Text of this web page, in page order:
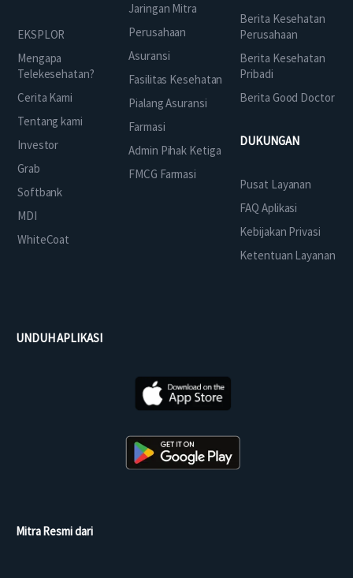
EKSPLOR
Mengapa
Telekesehatan?
Cerita Kami
Tentang kami
Investor
Grab
Softbank
MDI
WhiteCoat
Jaringan Mitra
Perusahaan
Asuransi
Fasilitas Kesehatan
Pialang Asuransi
Farmasi
Admin Pihak Ketiga
FMCG Farmasi
Berita Kesehatan
Perusahaan
Berita Kesehatan
Pribadi
Berita Good Doctor
DUKUNGAN
Pusat Layanan
FAQ Aplikasi
Kebijakan Privasi
Ketentuan Layanan
UNDUH APLIKASI
Mitra Resmi dari